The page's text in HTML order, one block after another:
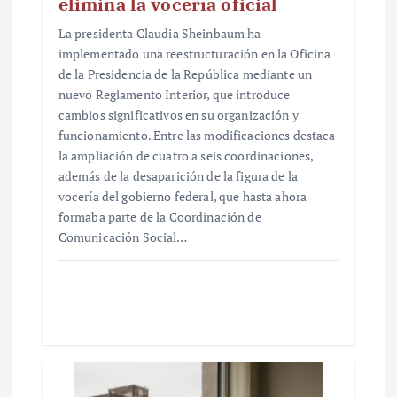
La presidenta Claudia Sheinbaum ha
implementado una reestructuración en la Oficina
de la Presidencia de la República mediante un
nuevo Reglamento Interior, que introduce
cambios significativos en su organización y
funcionamiento. Entre las modificaciones destaca
la ampliación de cuatro a seis coordinaciones,
además de la desaparición de la figura de la
vocería del gobierno federal, que hasta ahora
formaba parte de la Coordinación de
Comunicación Social…